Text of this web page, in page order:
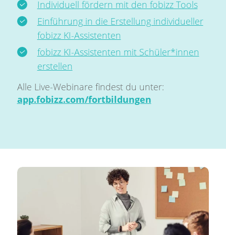
Individuell fördern mit den fobizz Tools
Einführung in die Erstellung individueller
fobizz KI-Assistenten
fobizz KI-Assistenten mit Schüler*innen
erstellen
Alle Live-Webinare findest du unter:
app.fobizz.com/fortbildungen